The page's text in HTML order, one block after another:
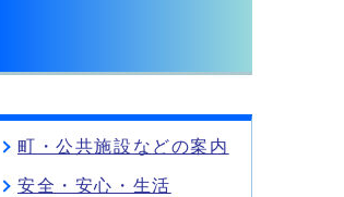
町・公共施設などの案内
安全・安心・生活